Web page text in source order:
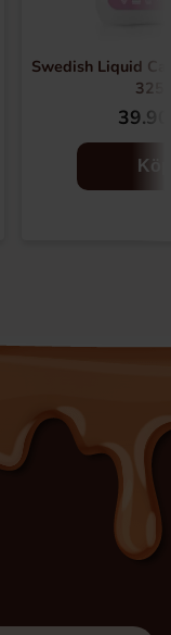
Swedish Liquid
Köp